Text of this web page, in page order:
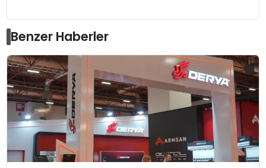
Benzer Haberler